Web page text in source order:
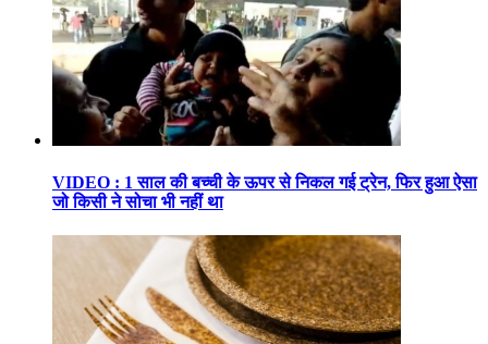
VIDEO : 1 साल की बच्ची के ऊपर से निकल गई ट्रेन, फिर हुआ ऐसा
जो किसी ने सोचा भी नहीं था